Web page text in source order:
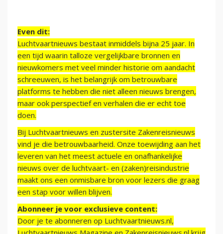
Even dit:
Luchtvaartnieuws bestaat inmiddels bijna 25 jaar. In
een tijd waarin talloze vergelijkbare bronnen en
nieuwkomers met veel minder historie om aandacht
schreeuwen, is het belangrijk om betrouwbare
platforms te hebben die niet alleen nieuws brengen,
maar ook perspectief en verhalen die er echt toe
doen.
Bij Luchtvaartnieuws en zustersite Zakenreisnieuws
vind je die betrouwbaarheid. Onze toewijding aan het
leveren van het meest actuele en onafhankelijke
nieuws over de luchtvaart- en (zaken)reisindustrie
maakt ons een onmisbare bron voor lezers die graag
een stap voor willen blijven.
Abonneer je voor exclusieve content:
Door je te abonneren op Luchtvaartnieuws.nl,